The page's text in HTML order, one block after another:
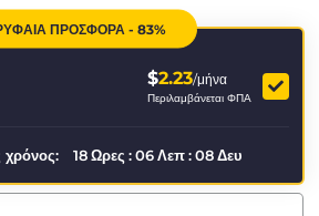
ΠΡΟΣΦΟΡΑ - 83%
$2.23/μήνα
Περιλαμβάνεται ΦΠΑ
χρόνος: 18Ωρες :06Λεπ:08Δευ